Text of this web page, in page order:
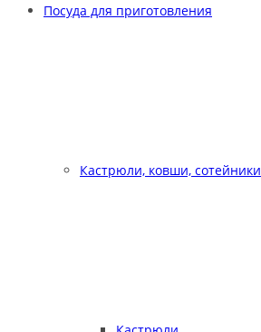
Посуда для приготовления
Кастрюли, ковши, сотейники